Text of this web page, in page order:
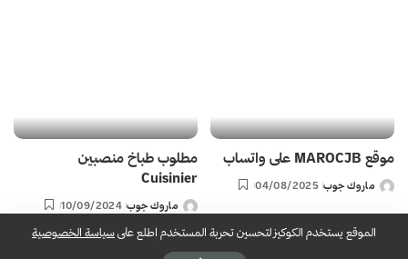
موقع MAROCJB على واتساب
Posted
ماروك جوب 04/08/2025
مطلوب طباخ منصبين
Cuisinier
Posted
ماروك جوب 10/09/2024
الموقع يستخدم الكوكيز لتحسين تحربة المستخدم اطلع على سياسة الخصوصية